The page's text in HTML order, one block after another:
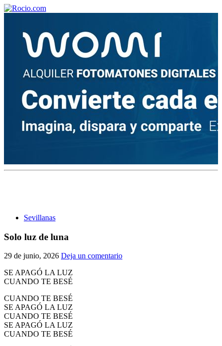
Sevillanas
Solo luz de luna
29 de junio, 2026 Deja un comentario
SE APAGÓ LA LUZ
CUANDO TE BESÉ
CUANDO TE BESÉ
SE APAGÓ LA LUZ
CUANDO TE BESÉ
SE APAGÓ LA LUZ
CUANDO TE BESÉ
¡Bienvenido! Soy el asistente virtual de rocio.com.
¿En qué puedo ayudarte?
¿Cuándo se construyó la primera ermita?
El traslado cada siete años
Rocío?
Quiero hacer el camino,¿que tengo que hacer?